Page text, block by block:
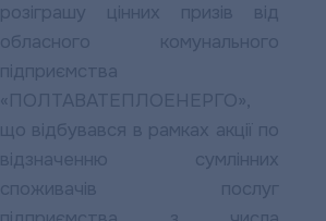
розіграшу цінних призів від
обласного комунального
підприємства
«ПОЛТАВАТЕПЛОЕНЕРГО»,
що відбувався в рамках акції по
відзначенню сумлінних
споживачів послуг